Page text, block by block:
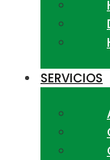
SERVICIOS